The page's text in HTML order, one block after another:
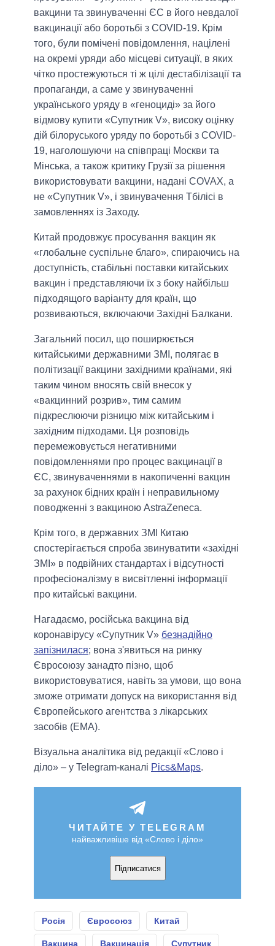
вакцини та звинуваченні ЄС в його невдалої
вакцинації або боротьбі з COVID-19. Крім
того, були помічені повідомлення, націлені
на окремі уряди або місцеві ситуації, в яких
чітко простежуються ті ж цілі дестабілізації та
пропаганди, а саме у звинуваченні
українського уряду в «геноциді» за його
відмову купити «Супутник V», високу оцінку
дій білоруського уряду по боротьбі з COVID-
19, наголошуючи на співпраці Москви та
Мінська, а також критику Грузії за рішення
використовувати вакцини, надані COVAX, а
не «Супутник V», і звинувачення Тбілісі в
замовленнях із Заходу.
Китай продовжує просування вакцин як
«глобальне суспільне благо», спираючись на
доступність, стабільні поставки китайських
вакцин і представляючи їх з боку найбільш
підходящого варіанту для країн, що
розвиваються, включаючи Західні Балкани.
Загальний посил, що поширюється
китайськими державними ЗМІ, полягає в
політизації вакцини західними країнами, які
таким чином вносять свій внесок у
«вакцинний розрив», тим самим
підкреслюючи різницю між китайським і
західним підходами. Ця розповідь
перемежовується негативними
повідомленнями про процес вакцинації в
ЄС, звинуваченнями в накопиченні вакцин
за рахунок бідних країн і неправильному
поводженні з вакциною AstraZeneca.
Крім того, в державних ЗМІ Китаю
спостерігається спроба звинуватити «західні
ЗМІ» в подвійних стандартах і відсутності
професіоналізму в висвітленні інформації
про китайські вакцини.
Нагадаємо, російська вакцина від
коронавірусу «Супутник V» безнадійно
запізнилася; вона з'явиться на ринку
Євросоюзу занадто пізно, щоб
використовуватися, навіть за умови, що вона
зможе отримати допуск на використання від
Європейського агентства з лікарських
засобів (ЕМА).
Візуальна аналітика від редакції «Слово і
діло» – у Telegram-каналі Pics&Maps.
ЧИТАЙТЕ У TELEGRAM
найважливіше від «Слово і діло»
Підписатися
Росія Євросоюз Китай
Вакцина Вакцинація Супутник